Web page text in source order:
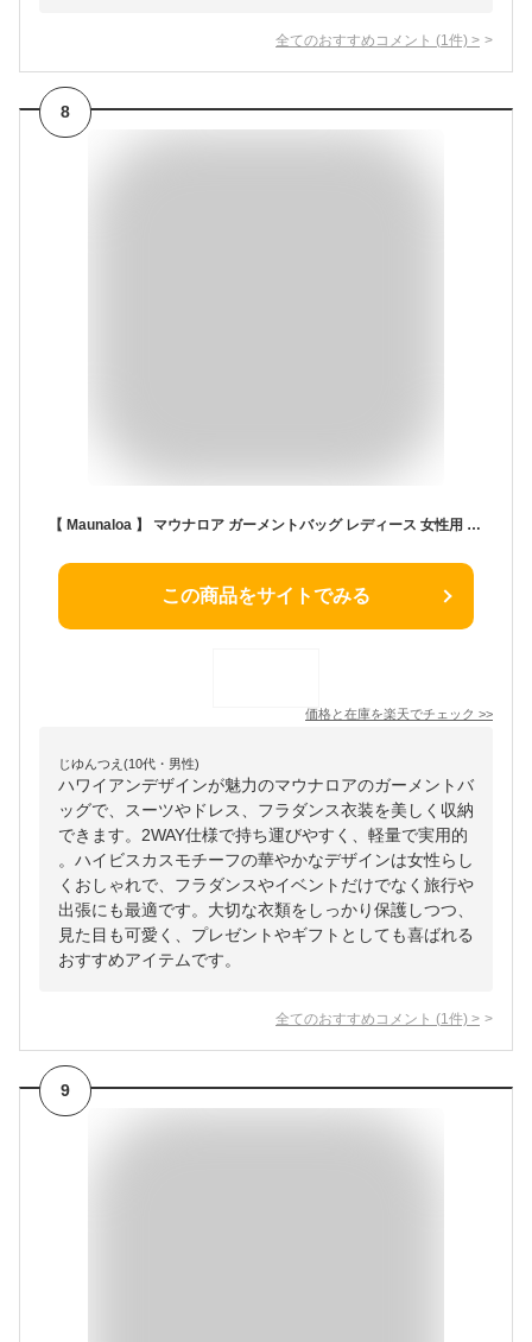
全てのおすすめコメント (1 件) >
8
【 Maunaloa 】 マウナロア ガーメントバッグ レディース 女性用 スーツバッグ ドレス ドレス入れ スーツ入れ フラダンス フラ ダンス 衣装 かわいい おしゃれ お洒落 2WAY ハイビスカス ハワイ ハワイアン プレゼント ギフト
この商品をサイトでみる
価格と在庫を楽天でチェック >>
じゆんつえ(10代・男性)
ハワイアンデザインが魅力のマウナロアのガーメントバ
ッグで、スーツやドレス、フラダンス衣装を美しく収納
できます。2WAY仕様で持ち運びやすく、軽量で実用的
。ハイビスカスモチーフの華やかなデザインは女性らし
くおしゃれで、フラダンスやイベントだけでなく旅行や
出張にも最適です。大切な衣類をしっかり保護しつつ、
見た目も可愛く、プレゼントやギフトとしても喜ばれる
おすすめアイテムです。
全てのおすすめコメント (1 件) >
9